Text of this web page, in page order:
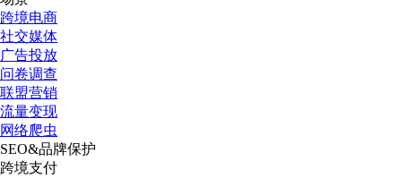
跨境电商
社交媒体
广告投放
问卷调查
联盟营销
流量变现
网络爬虫
SEO&品牌保护
跨境支付